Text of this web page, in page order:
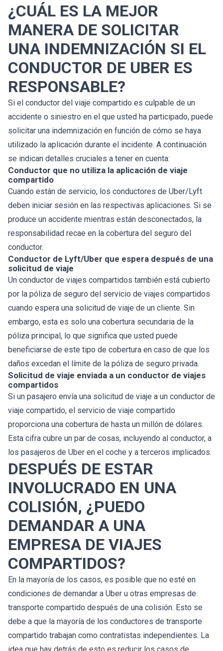
¿CUÁL ES LA MEJOR
MANERA DE SOLICITAR
UNA INDEMNIZACIÓN SI EL
CONDUCTOR DE UBER ES
RESPONSABLE?
Si el conductor del viaje compartido es culpable de un
accidente o siniestro en el que usted ha participado, puede
solicitar una indemnización en función de cómo se haya
utilizado la aplicación durante el incidente. A continuación
se indican detalles cruciales a tener en cuenta:
Conductor que no utiliza la aplicación de viaje
compartido
Cuando están de servicio, los conductores de Uber/Lyft
deben iniciar sesión en las respectivas aplicaciones. Si se
produce un accidente mientras están desconectados, la
responsabilidad recae en la cobertura del seguro del
conductor.
Conductor de Lyft/Uber que espera después de una
solicitud de viaje
Un conductor de viajes compartidos también está cubierto
por la póliza de seguro del servicio de viajes compartidos
cuando espera una solicitud de viaje de un cliente. Sin
embargo, esta es solo una cobertura secundaria de la
póliza principal, lo que significa que usted puede
beneficiarse de este tipo de cobertura en caso de que los
daños excedan el límite de la póliza de seguro privada.
Solicitud de viaje enviada a un conductor de viajes
compartidos
Si un pasajero envía una solicitud de viaje a un conductor de
viaje compartido, el servicio de viaje compartido
proporciona una cobertura de hasta un millón de dólares.
Esta cifra cubre un par de cosas, incluyendo al conductor, a
los pasajeros de Uber en el coche y a terceros implicados.
DESPUÉS DE ESTAR
INVOLUCRADO EN UNA
COLISIÓN, ¿PUEDO
DEMANDAR A UNA
EMPRESA DE VIAJES
COMPARTIDOS?
En la mayoría de los casos, es posible que no esté en
condiciones de demandar a Uber u otras empresas de
transporte compartido después de una colisión. Esto se
debe a que la mayoría de los conductores de transporte
compartido trabajan como contratistas independientes. La